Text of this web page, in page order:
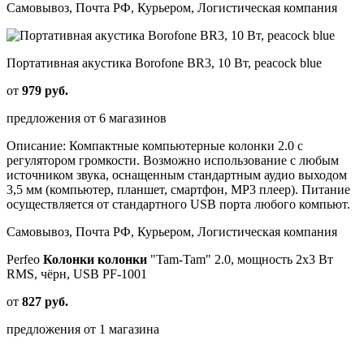
Самовывоз, Почта РФ, Курьером, Логистическая компания
Портативная акустика Borofone BR3, 10 Вт, peacock blue
от 979 руб.
предложения от 6 магазинов
Описание: Компактные компьютерные колонки 2.0 с
регулятором громкости. Возможно использование с любым
источником звука, оснащенным стандартным аудио выходом
3,5 мм (компьютер, планшет, смартфон, MP3 плеер). Питание
осуществляется от стандартного USB порта любого компьют.
Самовывоз, Почта РФ, Курьером, Логистическая компания
Perfeo Колонки колонки "Tam-Tam" 2.0, мощность 2х3 Вт
RMS, чёрн, USB PF-1001
от 827 руб.
предложения от 1 магазина